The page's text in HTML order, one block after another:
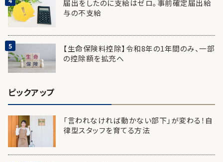
届出をしたのに支給はゼロ。事前確定届出給
与の不支給
【生命保険料控除】令和8年の1年間のみ、一部
の控除額を拡充へ
ピックアップ
「言われなければ動かない部下」が変わる！自
律型スタッフを育てる方法